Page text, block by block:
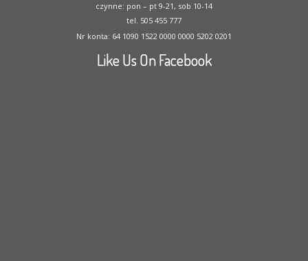
czynne: pon – pt 9-21, sob 10-14
tel. 505 455 777
Nr konta: 64 1090 1522 0000 0000 5202 0201
Like Us On Facebook